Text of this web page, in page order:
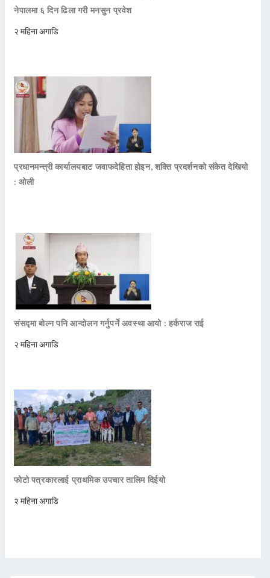
नेपालमा ६ दिन ढिला गरी मनसुन प्रवेश
२ महिना अगाडि
प्रधानमन्त्री कार्यालयबाट जवाफदेहिता होइन, शक्ति प्रदर्शनको संकेत देखियो
: ओली
संसद्मा बोल्न पनि आन्दोलन गर्नुपर्ने अवस्था आयो : हर्कराज राई
२ महिना अगाडि
फोटो पत्रकारलाई प्राथमिक उपचार तालिम दिईयो
२ महिना अगाडि